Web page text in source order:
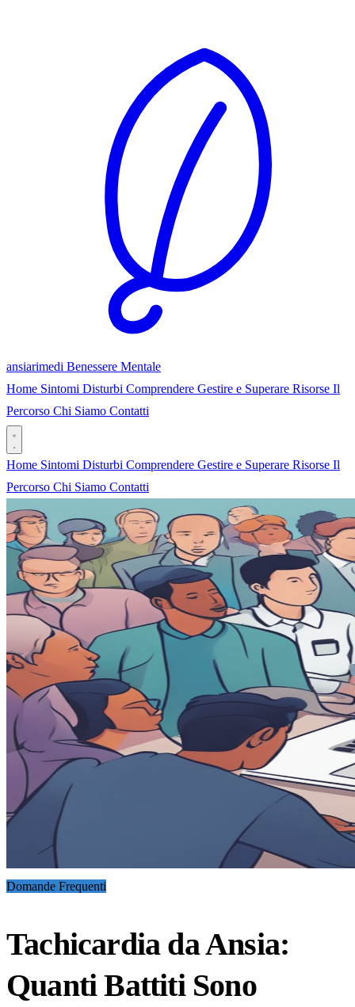
ansiarimedi Benessere Mentale
Home Sintomi Disturbi Comprendere Gestire e Superare Risorse Il
Percorso Chi Siamo Contatti
Home Sintomi Disturbi Comprendere Gestire e Superare Risorse Il
Percorso Chi Siamo Contatti
Domande Frequenti
Tachicardia da Ansia:
Quanti Battiti Sono